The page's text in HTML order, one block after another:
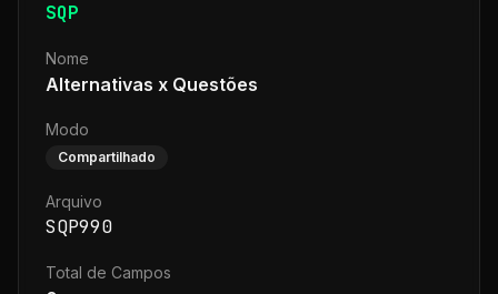
SQP
Nome
Alternativas x Questões
Modo
Compartilhado
Arquivo
SQP990
Total de Campos